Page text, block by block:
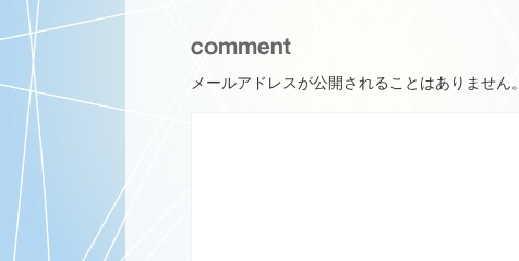
comment
メールアドレスが公開されることはありません。